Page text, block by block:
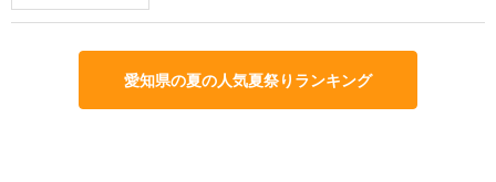
愛知県の夏の人気夏祭りランキング